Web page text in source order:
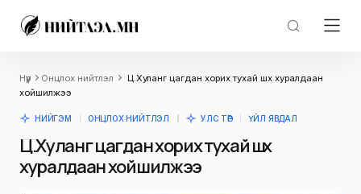
Нүүр Онцлох нийтлэл
Ц.Хуланг цагдан хорих тухай шүүх хуралдаан
хойшилжээ
НИЙГЭМ ОНЦЛОХ НИЙТЛЭЛ УЛС ТӨР ҮЙЛ ЯВДАЛ
Ц.Хуланг цагдан хорих тухай шүүх
хуралдаан хойшилжээ